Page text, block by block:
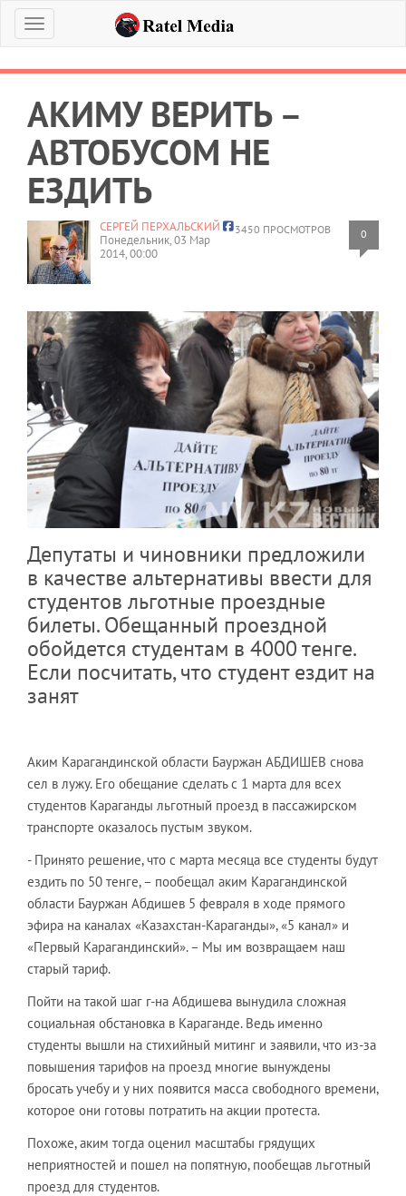
Меню
АКИМУ ВЕРИТЬ –
АВТОБУСОМ НЕ
ЕЗДИТЬ
3450 ПРОСМОТРОВ 0
СЕРГЕЙ ПЕРХАЛЬСКИЙ
Понедельник, 03 Мар
2014, 00:00
Депутаты и чиновники предложили
в качестве альтернативы ввести для
студентов льготные проездные
билеты. Обещанный проездной
обойдется студентам в 4000 тенге.
Если посчитать, что студент ездит на
занят
Аким Карагандинской области Бауржан АБДИШЕВ снова
сел в лужу. Его обещание сделать с 1 марта для всех
студентов Караганды льготный проезд в пассажирском
транспорте оказалось пустым звуком.
- Принято решение, что с марта месяца все студенты будут
ездить по 50 тенге, – пообещал аким Карагандинской
области Бауржан Абдишев 5 февраля в ходе прямого
эфира на каналах «Казахстан-Караганды», «5 канал» и
«Первый Карагандинский». – Мы им возвращаем наш
старый тариф.
Пойти на такой шаг г-на Абдишева вынудила сложная
социальная обстановка в Караганде. Ведь именно
студенты вышли на стихийный митинг и заявили, что из-за
повышения тарифов на проезд многие вынуждены
бросать учебу и у них появится масса свободного времени,
которое они готовы потратить на акции протеста.
Похоже, аким тогда оценил масштабы грядущих
неприятностей и пошел на попятную, пообещав льготный
проезд для студентов.